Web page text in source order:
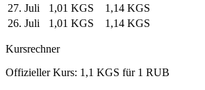
27. Juli
1,01 KGS
1,14 KGS
26. Juli
1,01 KGS 1,14 KGS
Kursrechner
Offizieller Kurs: 1,1 KGS für 1 RUB